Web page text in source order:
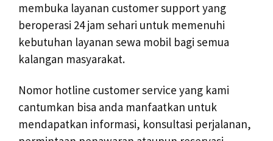
membuka layanan customer support yang
beroperasi 24 jam sehari untuk memenuhi
kebutuhan layanan sewa mobil bagi semua
kalangan masyarakat.
Nomor hotline customer service yang kami
cantumkan bisa anda manfaatkan untuk
mendapatkan informasi, konsultasi perjalanan,